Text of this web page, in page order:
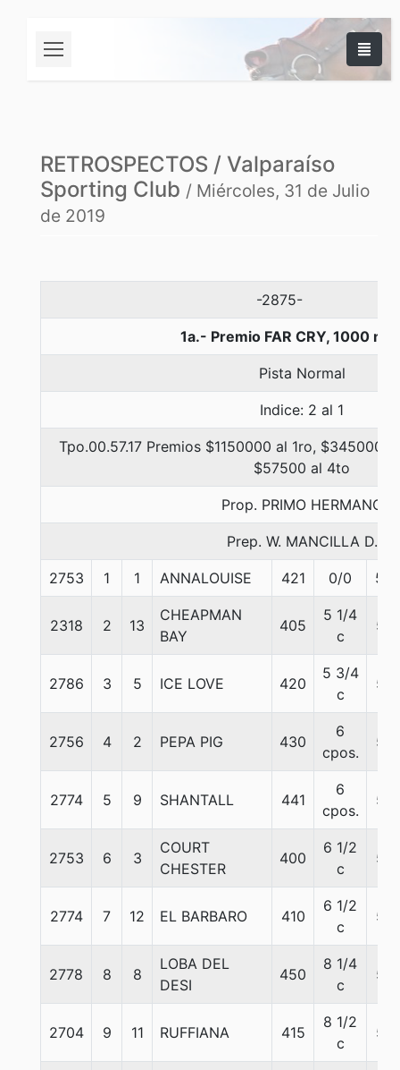
RETROSPECTOS / Valparaíso
Sporting Club / Miércoles, 31 de Julio
de 2019
-2875-
1a.- Premio FAR CRY, 1000
Pista Normal
Indice: 2 al 1
Tpo.00.57.17 Premios $1150000 al 1ro, $345000
$57500 al 4to
Prop. PRIMO HERMANO
Prep. W. MANCILLA D.
2753 1 1 ANNALOUISE 421 0/0 56.
2318 2 13
CHEAPMAN
BAY
405
5 1/4
c
56
2786 3 5 ICE LOVE 420
5 3/4
c
56
2756 4 2 PEPA PIG 430
6
cpos.
56
2774 5 9 SHANTALL 441
6
cpos.
56
2753 6 3
COURT
CHESTER
400
6 1/2
c
56
2774 7 12 EL BARBARO 410
6 1/2
c
56
2778 8 8
LOBA DEL
DESI
450
8 1/4
c
56
2704 9 11 RUFFIANA 415
8 1/2
c
56